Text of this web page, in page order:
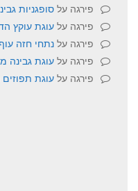
פירגה על סופגניות
פירגה על עוגת עוקץ
פירגה עלנתחי חזה
פירגה עלעוגת
פירגה על עוגת